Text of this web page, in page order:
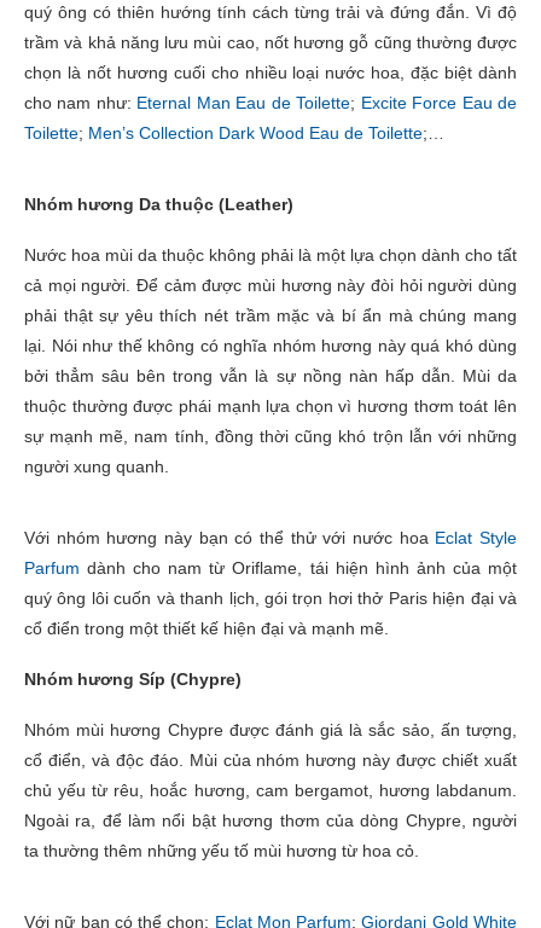
quý ông có thiên hướng tính cách từng trải và đứng đắn. Vì độ
trầm và khả năng lưu mùi cao, nốt hương gỗ cũng thường được
chọn là nốt hương cuối cho nhiều loại nước hoa, đặc biệt dành
cho nam như: Eternal Man Eau de Toilette; Excite Force Eau de
Toilette; Men’s Collection Dark Wood Eau de Toilette;…
Nhóm hương Da thuộc (Leather)
Nước hoa mùi da thuộc không phải là một lựa chọn dành cho tất
cả mọi người. Để cảm được mùi hương này đòi hỏi người dùng
phải thật sự yêu thích nét trầm mặc và bí ẩn mà chúng mang
lại. Nói như thế không có nghĩa nhóm hương này quá khó dùng
bởi thẳm sâu bên trong vẫn là sự nồng nàn hấp dẫn. Mùi da
thuộc thường được phái mạnh lựa chọn vì hương thơm toát lên
sự mạnh mẽ, nam tính, đồng thời cũng khó trộn lẫn với những
người xung quanh.
Với nhóm hương này bạn có thể thử với nước hoa Eclat Style
Parfum dành cho nam từ Oriflame, tái hiện hình ảnh của một
quý ông lôi cuốn và thanh lịch, gói trọn hơi thở Paris hiện đại và
cổ điển trong một thiết kế hiện đại và mạnh mẽ.
Nhóm hương Síp (Chypre)
Nhóm mùi hương Chypre được đánh giá là sắc sảo, ấn tượng,
cổ điển, và độc đáo. Mùi của nhóm hương này được chiết xuất
chủ yếu từ rêu, hoắc hương, cam bergamot, hương labdanum.
Ngoài ra, để làm nổi bật hương thơm của dòng Chypre, người
ta thường thêm những yếu tố mùi hương từ hoa cỏ.
Với nữ bạn có thể chọn: Eclat Mon Parfum;Giordani Gold White